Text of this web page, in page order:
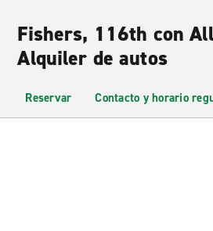
Fishers, 116th con
Alquiler de autos
Reservar Contacto y horario